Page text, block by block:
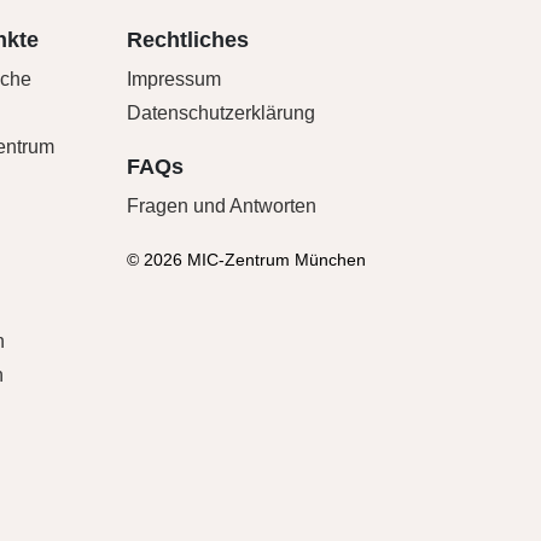
Rechtliches
Impressum
Datenschutzerklärung
FAQs
Fragen und Antworten
© 2026 MIC-Zentrum München